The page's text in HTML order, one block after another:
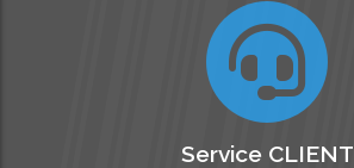
Service CLIENT